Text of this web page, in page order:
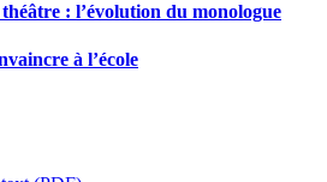
: l’évolution du monologue
à l’école